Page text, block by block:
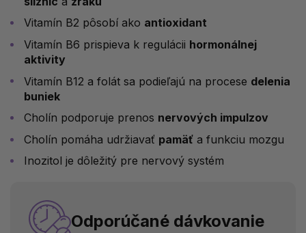
Vitamín B2 pôsobí ako antioxidant
Vitamín B6 prispieva k regulácii hormonálnej
aktivity
Vitamín B12 a folát sa podieľajú na procese delenia
buniek
Cholín podporuje prenos nervových impulzov
Cholín pomáha udržiavať pamäť a funkciu mozgu
Inozitol je dôležitý pre nervový systém
Odporúčané dávkovanie